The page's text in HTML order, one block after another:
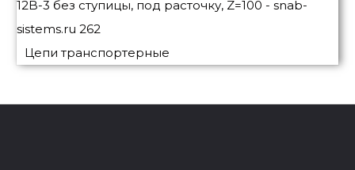
Цепи транспортерные